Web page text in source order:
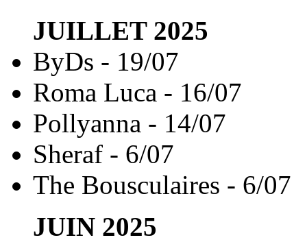
JUILLET2025
ByDs - 19/07
Roma Luca - 16/07
Pollyanna - 14/07
Sheraf - 6/07
The Bousculaires - 6/07
JUIN 2025